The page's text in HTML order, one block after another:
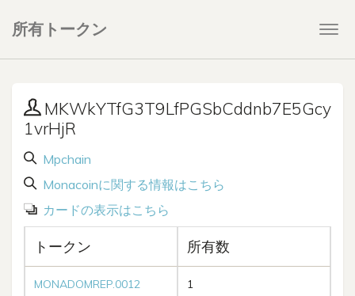
所有トークン
MKWkYTfG3T9LfPGSbCddnb7E5Gcy
1vrHjR
Mpchain
Monacoinに関する情報はこちら
カードの表示はこちら
トークン 所有数
MONADOMREP.0012 1